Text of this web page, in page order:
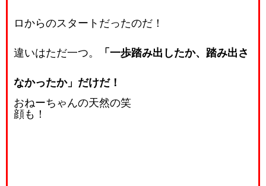
ロからのスタートだったのだ！
違いはただ一つ。 「一歩踏み出したか、踏み出さ
なかったか」だけだ！
おねーちゃんの天然の笑
顔も！